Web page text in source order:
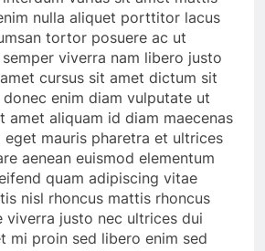
nulla aliquet porttitor lacus
tortor posuere ac ut
viverra nam libero justo
cursus sit amet dictum sit
enim diam vulputate ut
amet aliquam id diam maecenas
eget mauris pharetra et ultrices
aenean euismod elementum
quam adipiscing vitae
nisl rhoncus mattis rhoncus
viverra justo nec ultrices dui
mi proin sed libero enim sed